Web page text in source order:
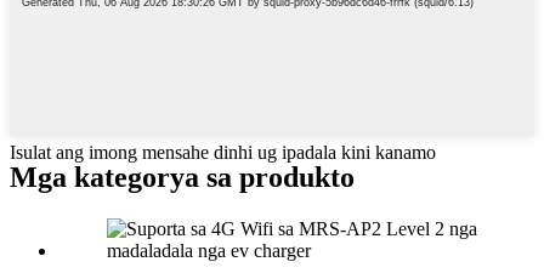
Isulat ang imong mensahe dinhi ug ipadala kini kanamo
Mga kategorya sa produkto